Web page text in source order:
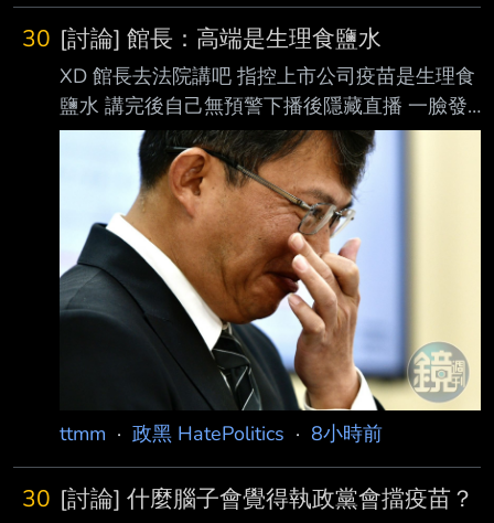
30 [討論] 館長：高端是生理食鹽水
XD 館長去法院講吧 指控上市公司疫苗是生理食
鹽水 講完後自己無預警下播後隱藏直播 一臉發
現講了不該說的狗樣 土城三兄弟 又更進一步
https://youtu.be/k7g11ml5yno?
si=bw1Eapgq19HmYr8i --
ttmm · 政黑 HatePolitics · 8小時前
30 [討論] 什麼腦子會覺得執政黨會擋疫苗？